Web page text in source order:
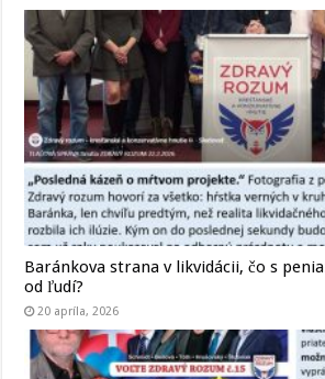
Baránkova strana v likvidácii, čo s
od ľudí?
20 apríla, 2026